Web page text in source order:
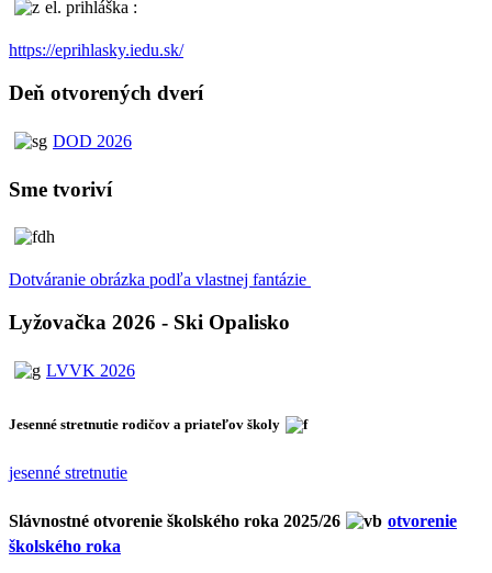
el. prihláška :
https://eprihlasky.iedu.sk/
Deň otvorených dverí
DOD 2026
Sme tvoriví
Dotváranie obrázka podľa vlastnej fantázie
Lyžovačka 2026 - Ski Opalisko
LVVK 2026
Jesenné stretnutie rodičov a priateľov školy
jesenné stretnutie
Slávnostné otvorenie školského roka 2025/26
otvorenie
školského roka